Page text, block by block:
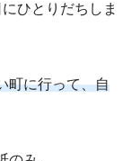
ひとりだちしま
町に行って、自